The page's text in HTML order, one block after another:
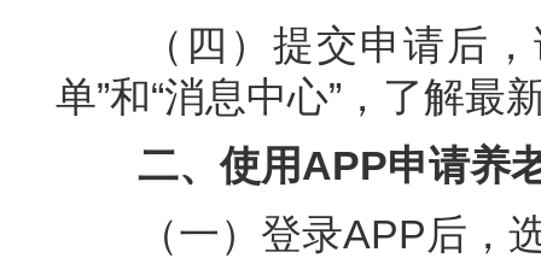
（四）提交申请后
单”和“消息中心”，了解最
二、使用APP申请养
（一）登录APP后，